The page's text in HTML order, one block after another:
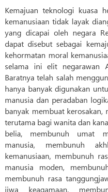
Kemajuan teknologi kuasa
kemanusiaan tidak layak
yang dicapai oleh negara
dapat disebut sebagai
kehormatan moral
selama ini elit negarawan
Baratnya telah salah
hanya banyak digunakan
manusia dan peradaban
banyak membuat kerosakan,
terutama bagi wanita dan
belia, membunuh umat
manusia, membunuh
kemanusiaan, membunuh
manusia moden,
membunuh rasa
jiwa keagamaan,